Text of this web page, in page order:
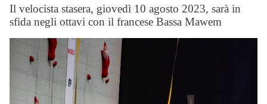
Il velocista stasera, giovedì 10 agosto 2023, sarà in
sfida negli ottavi con il francese Bassa Mawem